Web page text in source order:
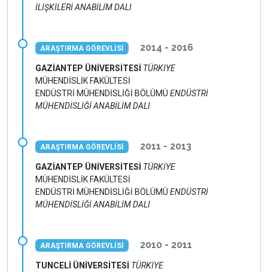
İLİŞKİLERİ ANABİLİM DALI
ARAŞTIRMA GÖREVLİSİ 2014 - 2016
GAZİANTEP ÜNİVERSİTESİ TÜRKİYE
MÜHENDİSLİK FAKÜLTESİ
ENDÜSTRİ MÜHENDİSLİĞİ BÖLÜMÜ ENDÜSTRİ
MÜHENDİSLİĞİ ANABİLİM DALI
ARAŞTIRMA GÖREVLİSİ 2011 - 2013
GAZİANTEP ÜNİVERSİTESİ TÜRKİYE
MÜHENDİSLİK FAKÜLTESİ
ENDÜSTRİ MÜHENDİSLİĞİ BÖLÜMÜ ENDÜSTRİ
MÜHENDİSLİĞİ ANABİLİM DALI
ARAŞTIRMA GÖREVLİSİ 2010 - 2011
TUNCELİ ÜNİVERSİTESİ TÜRKİYE